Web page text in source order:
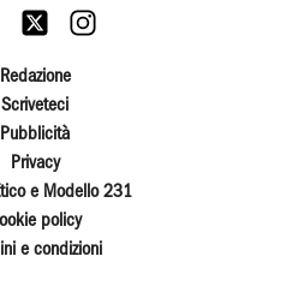
Redazione
Scriveteci
Pubblicità
Privacy
e Modello 231
policy
e condizioni